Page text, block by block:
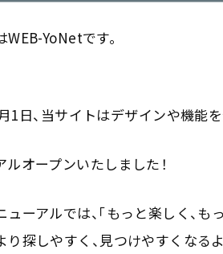
WEB-YoNetです。
1日、当サイトはデザインや機能
ルオープンいたしました！
ーアルでは、「もっと楽しく、
り探しやすく、見つけやすくなる